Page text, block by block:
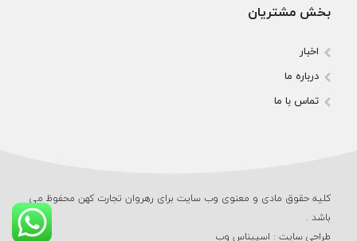
بخش مشتریان
اخبار
درباره ما
تماس با ما
کلیه حقوق مادی و معنوی وب‌ سایت برای رهروان تجارت کهن محفوظ می‌
باشد .
طراحی سایت: اسپیناس وب